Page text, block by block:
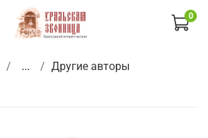
0
... Другие авторы